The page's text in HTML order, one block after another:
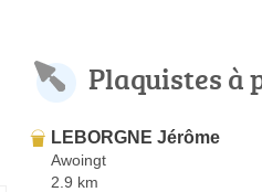
Plaquistes à
LEBORGNE Jérôme
Awoingt
2.9 km